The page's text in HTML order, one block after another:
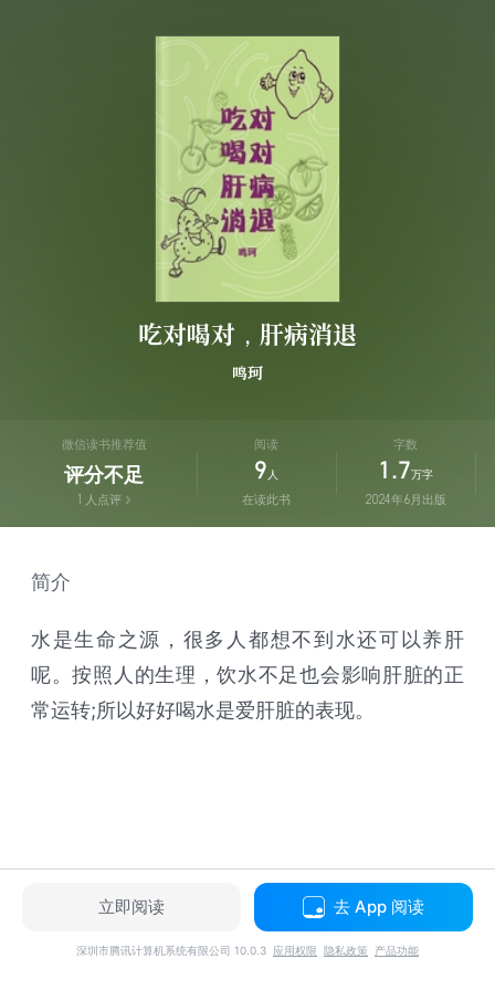
吃对喝对，肝病消退
鸣珂
微信读书推荐值
评分不足
人点评
阅读
9 人
在读此书
字数
1.7 万字
2024年6月出版
简介
水是生命之源，很多人都想不到水还可以养肝
呢。按照人的生理，饮水不足也会影响肝脏的正
常运转;所以好好喝水是爱肝脏的表现。
立即阅读 去 App 阅读
深圳市腾讯计算机系统有限公司 10.0.3 应用权限 隐私政策 产品功能